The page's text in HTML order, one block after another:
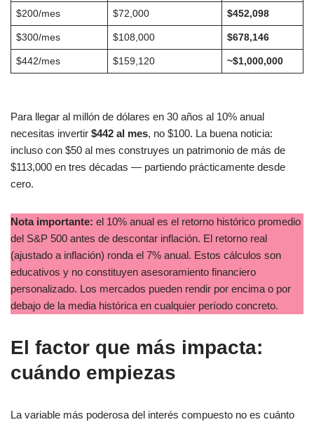
$200/mes $72,000 $452,098
$300/mes $108,000 $678,146
$442/mes $159,120 ~$1,000,000
Para llegar al millón de dólares en 30 años al 10% anual
necesitas invertir $442 al mes, no $100. La buena noticia:
incluso con $50 al mes construyes un patrimonio de más de
$113,000 en tres décadas — partiendo prácticamente desde
cero.
Nota importante: el 10% anual es el retorno histórico promedio
del S&P 500 antes de descontar inflación. El retorno real
(ajustado a inflación) ronda el 7% anual. Estos cálculos son
educativos y no constituyen asesoramiento financiero
personalizado. Los mercados pueden rendir por encima o por
debajo de la media histórica en cualquier período concreto.
El factor que más impacta:
cuándo empiezas
La variable más poderosa del interés compuesto no es cuánto